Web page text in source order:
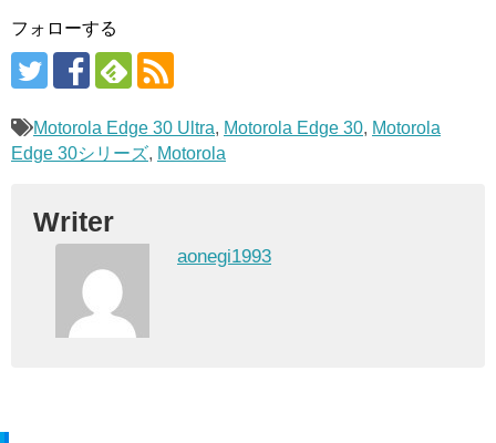
フォローする
Motorola Edge 30 Ultra, Motorola Edge 30, Motorola
Edge 30シリーズ, Motorola
Writer
aonegi1993